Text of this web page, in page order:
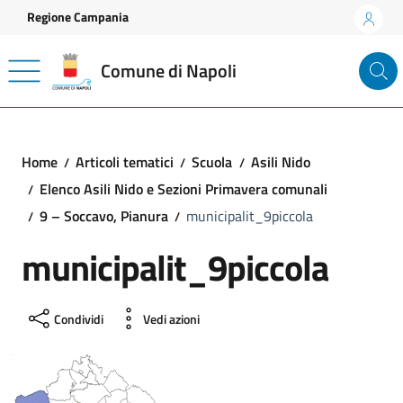
Vai ai contenuti
Vai al footer
Regione Campania
Comune di Napoli
Home Articoli tematici Scuola
Asili Nido
Elenco Asili Nido e Sezioni Primavera comunali
9 – Soccavo, Pianura
municipalit_9piccola
municipalit_9piccola
Condividi Vedi azioni